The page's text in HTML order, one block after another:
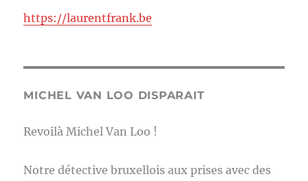
https://laurentfrank.be
MICHEL VAN LOO DISPARAIT
Revoilà Michel Van Loo !
Notre détective bruxellois aux prises avec des